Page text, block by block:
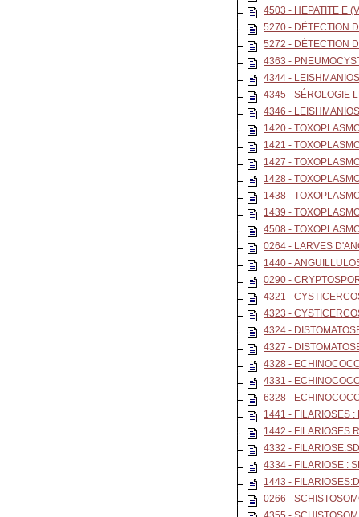
4503 - HEPATITE E
5270 - DÉTECTION
5272 - DÉTECTION
4363 -
4344 -
4345 - SÉROLOGIE
4346 -
1420 -
1421 -
1427 -
1428 -
1438 -
1439 -
4508 -
0264 - LARVES
1440 -
0290 -
4321 -
4323 -
4324 -
4327 -
4328 -
4331 -
6328 -
1441 - FILARIOSES :
1442 - FILARIOSES
4332 -
4334 - FILARIOSE :
1443 -
0266 -